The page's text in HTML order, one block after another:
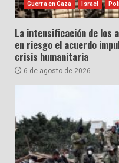
Guerra en Gaza Israel
La intensificación de los
en riesgo el acuerdo
crisis humanitaria
6 de agosto de 2026